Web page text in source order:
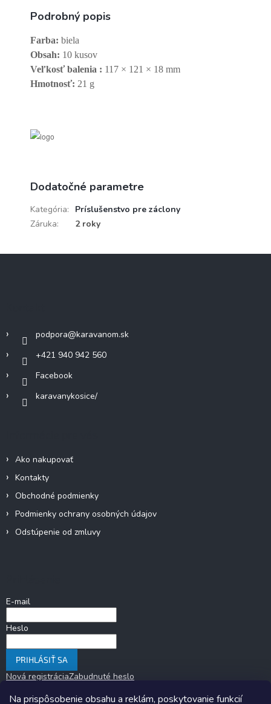
Na prispôsobenie obsahu a reklám, poskytovanie funkcií
Podrobný popis
Farba: biela
Obsah: 10 kusov
Veľkosť balenia : 117 × 121 × 18 mm
Hmotnosť: 21 g
Dodatočné parametre
Kategória:
Príslušenstvo pre záclony
Záruka: 2 roky
podpora@karavanom.sk
+421 940 942 560
Facebook
karavanykosice/
Ako nakupovať
Kontakty
Obchodné podmienky
Podmienky ochrany osobných údajov
Odstúpenie od zmluvy
E-mail
Heslo
PRIHLÁSIŤ SA
Nová registráciaZabudnuté heslo